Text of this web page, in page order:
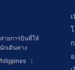
ายการบินที่ให้
กเดินทาง